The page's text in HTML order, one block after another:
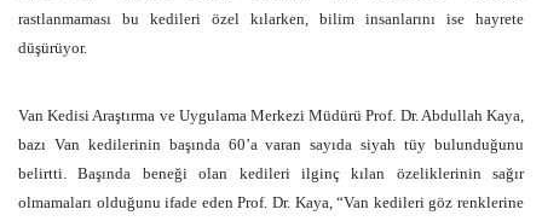
rastlanmaması bu kedileri özel kılarken, bilim insanlarını ise hayrete
düşürüyor.
Van Kedisi Araştırma ve Uygulama Merkezi Müdürü Prof. Dr. Abdullah Kaya,
bazı Van kedilerinin başında 60’a varan sayıda siyah tüy bulunduğunu
belirtti. Başında beneği olan kedileri ilginç kılan özeliklerinin sağır
olmamaları olduğunu ifade eden Prof. Dr. Kaya, “Van kedileri göz renklerine